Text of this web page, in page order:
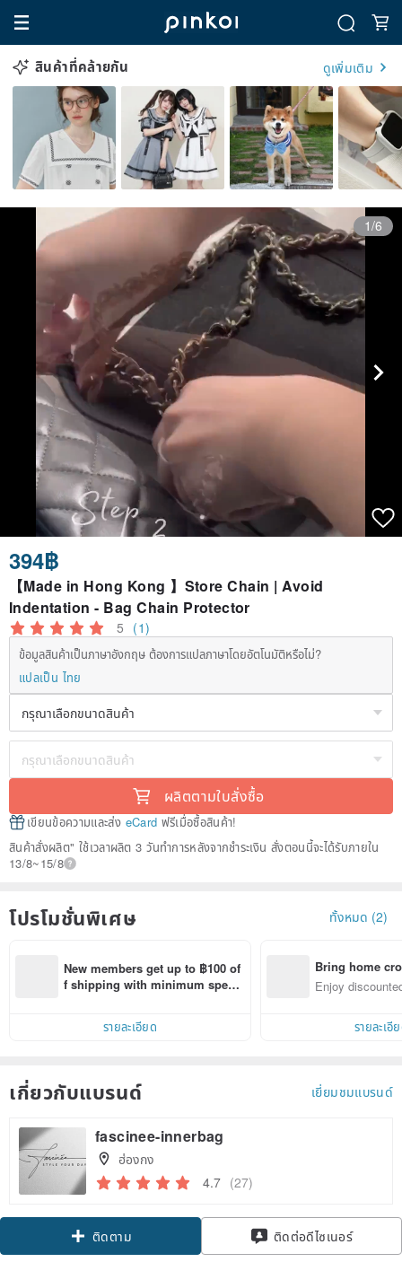
สินค้าที่คล้ายกัน ดูเพิ่มเติม
1/6
394฿
【Made in Hong Kong 】Store Chain | Avoid
Indentation - Bag Chain Protector
5 (1)
ข้อมูลสินค้าเป็นภาษาอังกฤษ ต้องการแปลภาษาโดยอัตโนมัติหรือไม่?
แปลเป็น ไทย
ผลิตตามใบสั่งซื้อ
เขียนข้อความและส่ง eCard ฟรีเมื่อซื้อสินค้า!
สินค้าสั่งผลิต" ใช้เวลาผลิต 3 วันทำการหลังจากชำระเงิน สั่งตอนนี้จะได้รับภายใน
13/8~15/8
โปรโมชั่นพิเศษ ทั้งหมด (2)
New members get up to ฿100 of
f shipping with minimum spen
รายละเอียด
Bring home
n with ease
Enjoy
รายละเอี
เกี่ยวกับแบรนด์ เยี่ยมชมแบรนด์
fascinee-innerbag
ฮ่องกง
4.7 (27)
ติดตาม ติดต่อดีไซเนอร์